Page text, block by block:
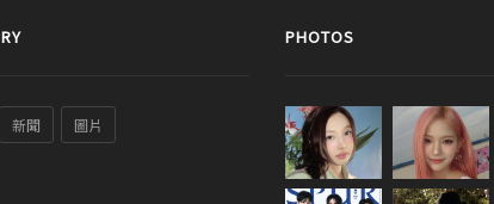
新聞 圖片
PHOTOS